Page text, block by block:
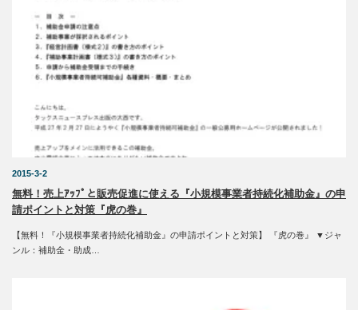
2015-3-2
無料！売上ｱｯﾌﾟと販売促進に使える『小規模事業者持続化補助金』の申
請ポイントと対策『虎の巻』
【無料！『小規模事業者持続化補助金』の申請ポイントと対策】 『虎の巻』 ▼ジャ
ンル：補助金・助成…